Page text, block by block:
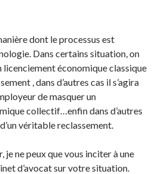
dont le processus est
Dans certains situation, on
licenciement économique classique
, dans d’autres cas il s’agira
de masquer un
collectif…enfin dans d’autres
véritable reclassement.
je ne peux que vous inciter à une
d’avocat sur votre situation.